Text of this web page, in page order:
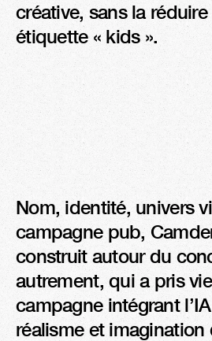
créative, sans la
étiquette « kids ».
Nom, identité, univers
campagne pub,
construit autour du
autrement, qui a pris
campagne intégrant
réalisme et imagination